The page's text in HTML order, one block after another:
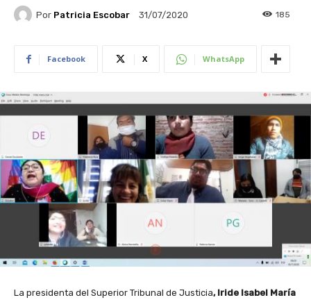
Por Patricia Escobar 31/07/2020 185
Facebook X WhatsApp
La presidenta del Superior Tribunal de Justicia, Iride Isabel María